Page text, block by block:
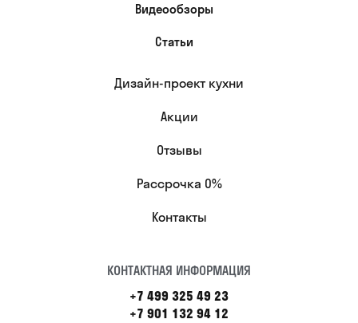
Видеообзоры
Статьи
Дизайн-проект кухни
Акции
Отзывы
Рассрочка 0%
Контакты
КОНТАКТНАЯ ИНФОРМАЦИЯ
+7 499 325 49 23
+7 901 132 94 12